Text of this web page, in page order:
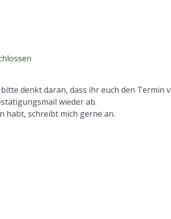
denkt daran, dass ihr euch den Termin
wieder ab.
habt, schreibt mich gerne an.